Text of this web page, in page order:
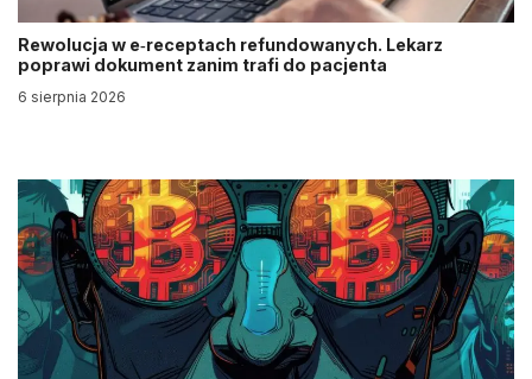
Rewolucja w e‑receptach refundowanych. Lekarz
poprawi dokument zanim trafi do pacjenta
6 sierpnia 2026